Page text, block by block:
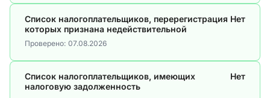
Список налогоплательщиков, перерегистрация
которых признана недействительной
Нет
Проверено: 07.08.2026
Список налогоплательщиков, имеющих
налоговую задолженность
Нет